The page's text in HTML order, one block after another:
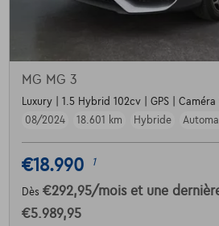
MG MG 3
Luxury | 1.5 Hybrid 102cv | GPS |
08/2024
18.601 km Hybride
€18.990 1
Dès €292,95/mois et une
€5.989,95